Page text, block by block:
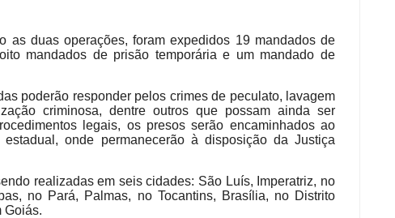
as duas operações, foram expedidos 19 mandados de
mandados de prisão temporária e um mandado de
poderão responder pelos crimes de peculato, lavagem
criminosa, dentre outros que possam ainda ser
legais, os presos serão encaminhados ao
estadual, onde permanecerão à disposição da Justiça
realizadas em seis cidades: São Luís, Imperatriz, no
no Pará, Palmas, no Tocantins, Brasília, no Distrito
Goiás.